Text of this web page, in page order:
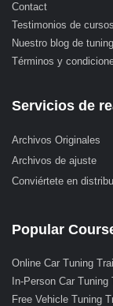
Contact
Testimonios de
Nuestro blog de tuning
Términos y
Servicios de
Archivos Originales
Archivos de ajuste
Conviértete en
Popular
Online Car Tuning
In-Person Car Tuning
Free Vehicle Tuning